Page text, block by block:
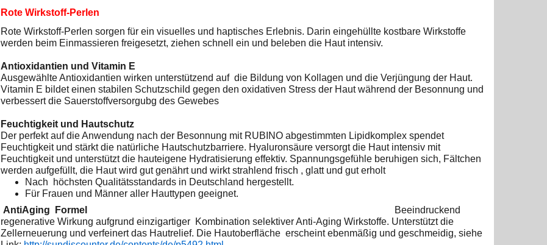
Rote Wirkstoff-Perlen
Rote Wirkstoff-Perlen sorgen für ein visuelles und haptisches Erlebnis. Darin eingehüllte kostbare Wirkstoffe
werden beim Einmassieren freigesetzt, ziehen schnell ein und beleben die Haut intensiv.
Antioxidantien und Vitamin E
Ausgewählte Antioxidantien wirken unterstützend auf die Bildung von Kollagen und die Verjüngung der Haut.
Vitamin E bildet einen stabilen Schutzschild gegen den oxidativen Stress der Haut während der Besonnung und
verbessert die Sauerstoffversorgubg des Gewebes
Feuchtigkeit und Hautschutz
Der perfekt auf die Anwendung nach der Besonnung mit RUBINO abgestimmten Lipidkomplex spendet
Feuchtigkeit und stärkt die natürliche Hautschutzbarriere. Hyaluronsäure versorgt die Haut intensiv mit
Feuchtigkeit und unterstützt die hauteigene Hydratisierung effektiv. Spannungsgefühle beruhigen sich, Fältchen
werden aufgefüllt, die Haut wird gut genährt und wirkt strahlend frisch , glatt und gut erholt
Nach höchsten Qualitätsstandards in Deutschland hergestellt.
Für Frauen und Männer aller Hauttypen geeignet.
AntiAging Formel
Beeindruckend
regenerative Wirkung aufgrund einzigartiger Kombination selektiver Anti-Aging Wirkstoffe. Unterstützt die
Zellerneuerung und verfeinert das Hautrelief. Die Hautoberfläche erscheint ebenmäßig und geschmeidig, siehe